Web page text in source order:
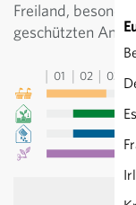
Freiland,
geschützten
01 02 03